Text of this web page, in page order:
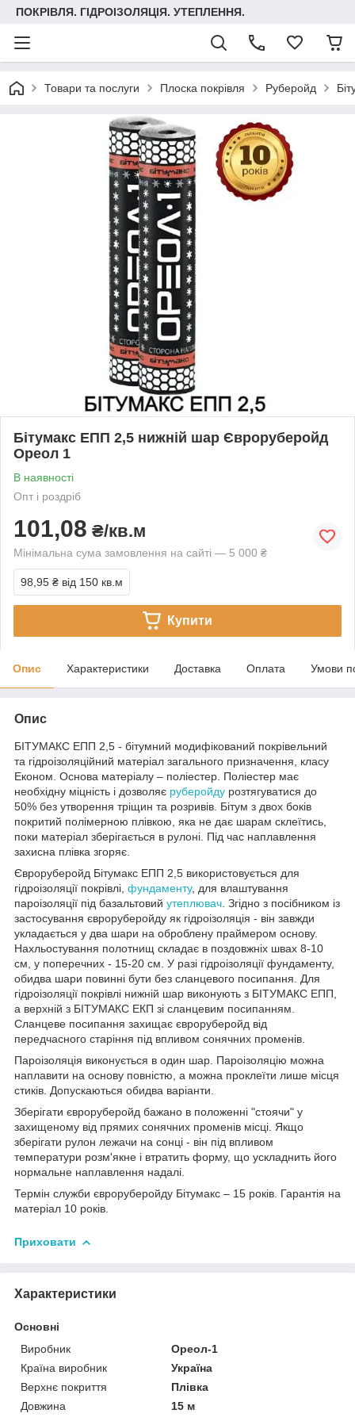
ПОКРІВЛЯ. ГІДРОІЗОЛЯЦІЯ. УТЕПЛЕННЯ.
Товари та послуги Плоска покрівля Руберойд
Бітумакс ЕПП 2,5 нижній шар Євроруберойд
Ореол 1
В наявності
Опт і роздріб
101,08 ₴/кв.м
Мінімальна сума замовлення на сайті — 5 000 ₴
98,95 ₴ від 150 кв.м
Купити
Опис Характеристики Доставка Оплата Умови
Опис
БІТУМАКС ЕПП 2,5 - бітумний модифікований покрівельний
та гідроізоляційний матеріал загального призначення, класу
Економ. Основа матеріалу – поліестер. Поліестер має
необхідну міцність і дозволяє руберойду розтягуватися до
50% без утворення тріщин та розривів. Бітум з двох боків
покритий полімерною плівкою, яка не дає шарам склеїтись,
поки матеріал зберігається в рулоні. Під час наплавлення
захисна плівка згоряє.
Євроруберойд Бітумакс ЕПП 2,5 використовується для
гідроізоляції покрівлі, фундаменту, для влаштування
пароізоляції під базальтовий утеплювач . Згідно з посібником із
застосування євроруберойду як гідроізоляція - він завжди
укладається у два шари на оброблену праймером основу.
Нахльостування полотнищ складає в поздовжніх швах 8-10
см, у поперечних - 15-20 см. У разі гідроізоляції фундаменту,
обидва шари повинні бути без сланцевого посипання. Для
гідроізоляції покрівлі нижній шар виконують з БІТУМАКС ЕПП,
а верхній з БІТУМАКС ЕКП зі сланцевим посипанням.
Сланцеве посипання захищає євроруберойд від
передчасного старіння під впливом сонячних променів.
Пароізоляція виконується в один шар. Пароізоляцію можна
наплавити на основу повністю, а можна проклеїти лише місця
стиків. Допускаються обидва варіанти.
Зберігати євроруберойд бажано в положенні "стоячи" у
захищеному від прямих сонячних променів місці. Якщо
зберігати рулон лежачи на сонці - він під впливом
температури розм'якне і втратить форму, що ускладнить його
нормальне наплавлення надалі.
Термін служби євроруберойду Бітумакс – 15 років. Гарантія на
матеріал 10 років.
Приховати
Характеристики
Основні
Виробник
Ореол-1
Країна виробник
Україна
Верхнє покриття
Плівка
Довжина
15 м